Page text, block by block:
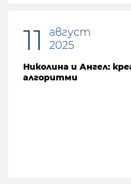
11
август
2025
Николина и Ангел:
алгоритми